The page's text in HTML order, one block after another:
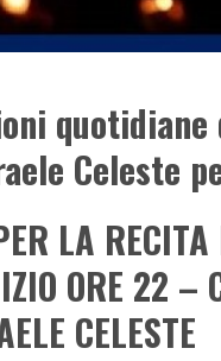
Celeste
LA
ORE 22 –
CELESTE